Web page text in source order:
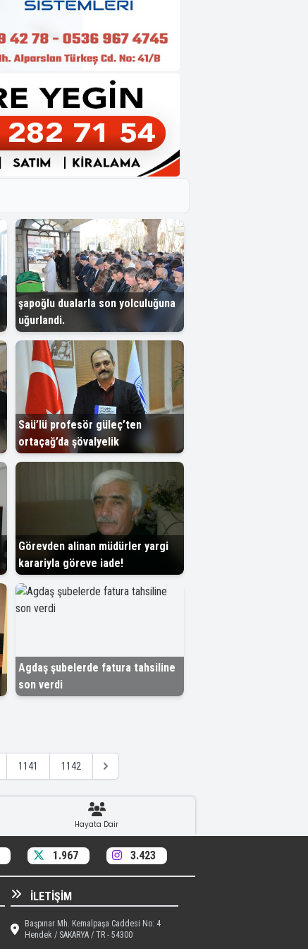
şapoğlu dualarla son yolculuğuna
uğurlandi.
Saü’lü profesör güleç’ten
ortaçağ’da şövalyelik
Görevden alinan müdürler yargi
karariyla göreve iade!
Agdaş şubelerde fatura tahsiline
son verdi
1141 1142
Hayata Dair
1.967 3.423
İLETIŞIM
Başpınar Mh. Kemalpaşa Caddesi No: 4
Hendek / SAKARYA / TR - 54300